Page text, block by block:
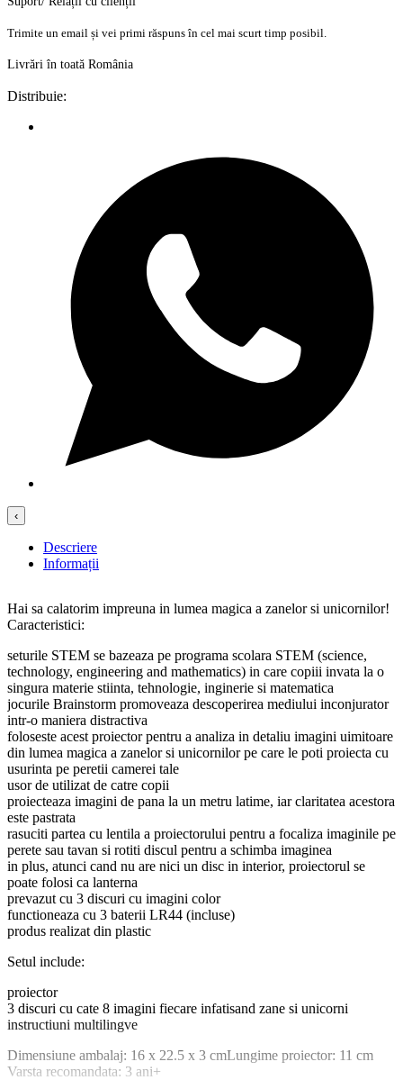
Trimite un email și vei primi răspuns în cel mai scurt timp posibil.
Livrări în toată România
Distribuie:
‹
Descriere
Informații
Hai sa calatorim impreuna in lumea magica a zanelor si unicornilor!
Caracteristici:
seturile STEM se bazeaza pe programa scolara STEM (science,
technology, engineering and mathematics) in care copiii invata la o
singura materie stiinta, tehnologie, inginerie si matematica
jocurile Brainstorm promoveaza descoperirea mediului inconjurator
intr-o maniera distractiva
foloseste acest proiector pentru a analiza in detaliu imagini uimitoare
din lumea magica a zanelor si unicornilor pe care le poti proiecta cu
usurinta pe peretii camerei tale
usor de utilizat de catre copii
proiecteaza imagini de pana la un metru latime, iar claritatea acestora
este pastrata
rasuciti partea cu lentila a proiectorului pentru a focaliza imaginile pe
perete sau tavan si rotiti discul pentru a schimba imaginea
in plus, atunci cand nu are nici un disc in interior, proiectorul se
poate folosi ca lanterna
prevazut cu 3 discuri cu imagini color
functioneaza cu 3 baterii LR44 (incluse)
produs realizat din plastic
Setul include:
proiector
3 discuri cu cate 8 imagini fiecare infatisand zane si unicorni
instructiuni multilingve
Dimensiune ambalaj: 16 x 22.5 x 3 cmLungime proiector: 11 cm
Varsta recomandata: 3 ani+